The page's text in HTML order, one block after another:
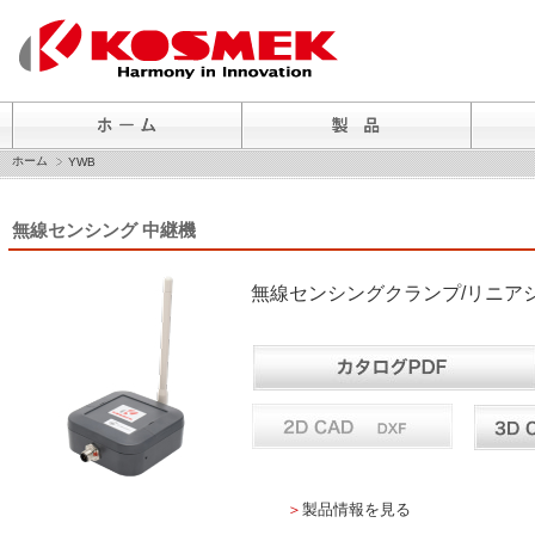
ホーム YWB
無線センシング 中継機
無線センシングクランプ/リニア
＞ 製品情報を見る